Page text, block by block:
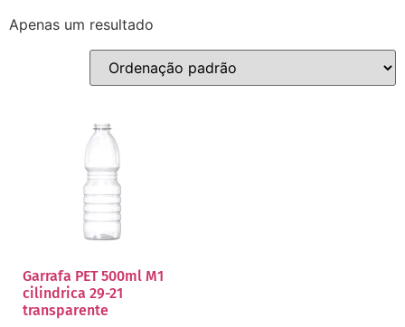
Apenas um resultado
Garrafa PET 500ml M1
cilindrica 29-21
transparente